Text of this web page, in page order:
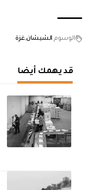
الوسوم الشيشان غزة
قد يهمك أيضا